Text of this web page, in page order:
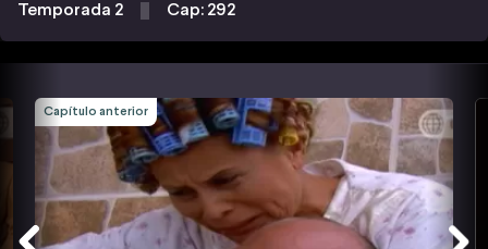
Temporada 2 Cap: 292
Capítulo anterior